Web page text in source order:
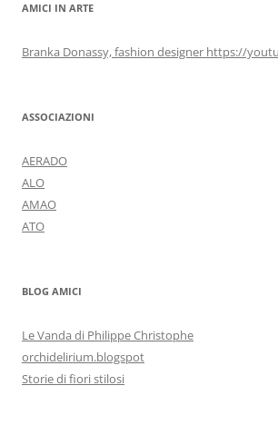
AMICI IN ARTE
Branka Donassy, fashion designer https://
ASSOCIAZIONI
AERADO
ALO
AMAO
ATO
BLOG AMICI
Le Vanda di Philippe Christophe
orchidelirium.blogspot
Storie di fiori stilosi